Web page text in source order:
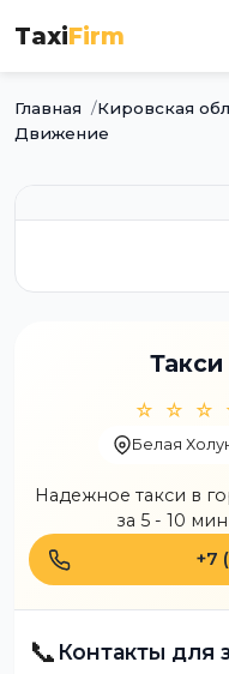
TaxiFirm
Главная Кировская
Движение
☆ ☆ ☆
Белая
Надежное такси в
за 5 - 10
+7
📞 Контакты для